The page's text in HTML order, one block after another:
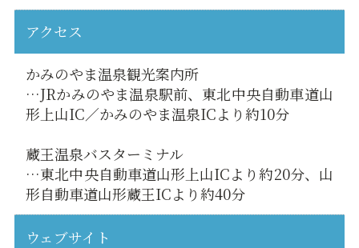
アクセス
かみのやま温泉観光案内所
…JRかみのやま温泉駅前、東北中央自動車道山
形上山IC／かみのやま温泉ICより約10分
蔵王温泉バスターミナル
…東北中央自動車道山形上山ICより約20分、山
形自動車道山形蔵王ICより約40分
ウェブサイト